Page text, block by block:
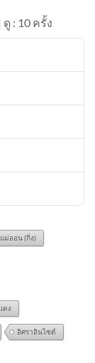
ดู : 10 ครั้ง
ม่ออน (กิ่ง)
ตง
อิศราอินไซด์